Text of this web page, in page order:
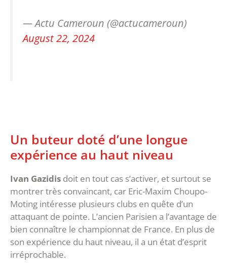
— Actu Cameroun (@actucameroun)
August 22, 2024
Un buteur doté d’une longue
expérience au haut niveau
Ivan Gazidis doit en tout cas s’activer, et surtout se
montrer très convaincant, car Eric-Maxim Choupo-
Moting intéresse plusieurs clubs en quête d’un
attaquant de pointe. L’ancien Parisien a l’avantage de
bien connaître le championnat de France. En plus de
son expérience du haut niveau, il a un état d’esprit
irréprochable.